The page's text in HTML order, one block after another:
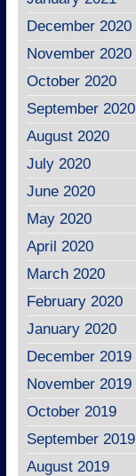
December 2020
November 2020
October 2020
September 2020
August 2020
July 2020
June 2020
May 2020
April 2020
March 2020
February 2020
January 2020
December 2019
November 2019
October 2019
September 2019
August 2019